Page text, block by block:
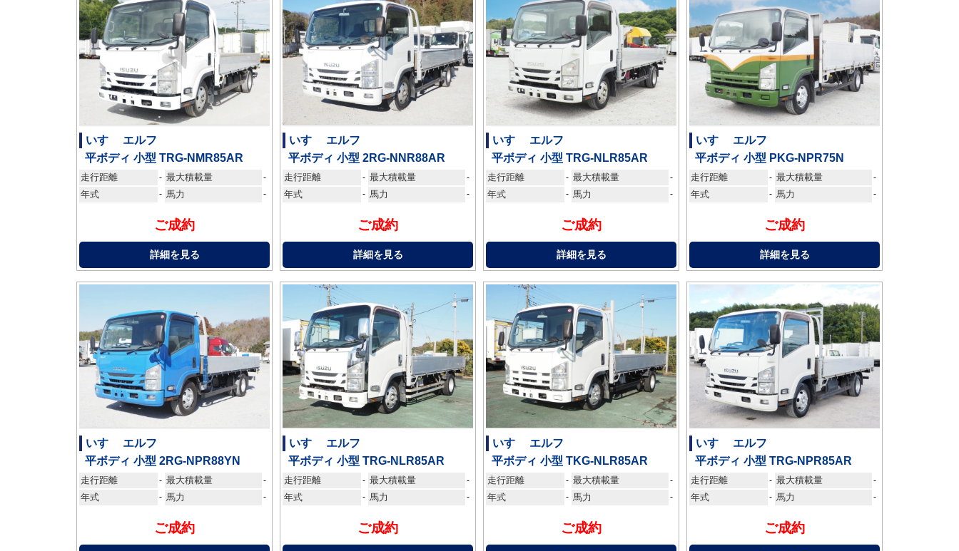
いすゞ エルフ
平ボディ 小型 TRG-NMR85AR
走行距離 - 最大積載量 -
年式 - 馬力 -
ご成約
詳細を見る
いすゞ エルフ
平ボディ 小型 2RG-NNR88AR
走行距離 - 最大積載量 -
年式 - 馬力 -
ご成約
詳細を見る
いすゞ エルフ
平ボディ 小型 TRG-NLR85AR
走行距離 - 最大積載量 -
年式 - 馬力 -
ご成約
詳細を見る
いすゞ エルフ
平ボディ 小型 PKG-NPR75N
走行距離 - 最大積載量 -
年式 - 馬力 -
ご成約
詳細を見る
いすゞ エルフ
平ボディ 小型 2RG-NPR88YN
走行距離 - 最大積載量 -
年式 - 馬力 -
ご成約
いすゞ エルフ
平ボディ 小型 TRG-NLR85AR
走行距離 - 最大積載量 -
年式 - 馬力 -
ご成約
いすゞ エルフ
平ボディ 小型 TKG-NLR85AR
走行距離 - 最大積載量 -
年式 - 馬力 -
ご成約
いすゞ エルフ
平ボディ 小型 TRG-NPR85AR
走行距離 - 最大積載量 -
年式 - 馬力 -
ご成約